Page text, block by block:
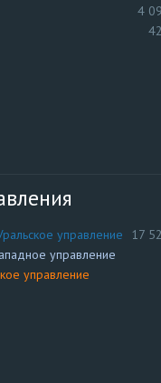
4
управление
17
управление
управление